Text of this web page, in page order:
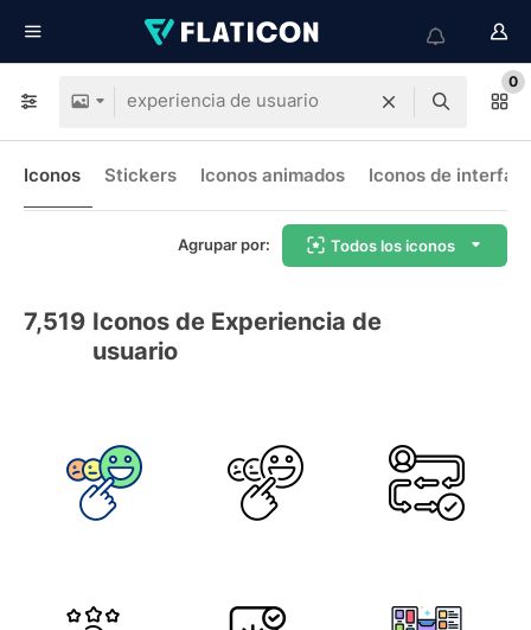
0
Iconos Stickers Iconos animados Iconos de interfaz
Agrupar por: Todos los iconos
7,519 Iconos de Experiencia de
usuario